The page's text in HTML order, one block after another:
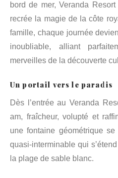
bord de mer, Veranda
recrée la magie de la côte
famille, chaque journée
inoubliable, alliant
merveilles de la découverte
Un portail vers le paradis
Dès l’entrée au Veranda
am, fraîcheur, volupté et
une fontaine géométrique
quasi-interminable qui
la plage de sable blanc.